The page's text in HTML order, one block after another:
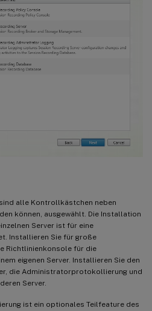
alle Kontrollkästchen neben
können, ausgewählt. Die Installation
Server ist für eine
Installieren Sie für große
Richtlinienkonsole für die
eigenen Server. Installieren Sie den
die Administratorprotokollierung und
Server.
ist ein optionales Teilfeature des